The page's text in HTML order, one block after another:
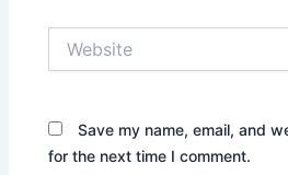
Save my name, email, and
for the next time I comment.